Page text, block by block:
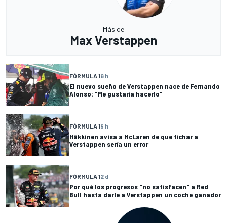
Más de
Max Verstappen
FÓRMULA 16 h
El nuevo sueño de Verstappen nace de Fernando
Alonso: "Me gustaría hacerlo"
FÓRMULA 19 h
Häkkinen avisa a McLaren de que fichar a
Verstappen sería un error
FÓRMULA 12 d
Por qué los progresos "no satisfacen" a Red
Bull hasta darle a Verstappen un coche ganador